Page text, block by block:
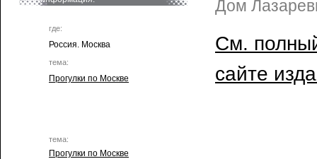
где:
Россия. Москва
тема:
Прогулки по Москве
Дом
См.
сайте
тема:
Прогулки по Москве